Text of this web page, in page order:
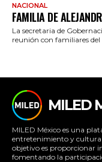
NACIONAL
FAMILIA DE
La secretaria de
reunión con familiares del
MILED
MILED México es una
entretenimiento y cultura
objetivo es proporcionar
fomentando la